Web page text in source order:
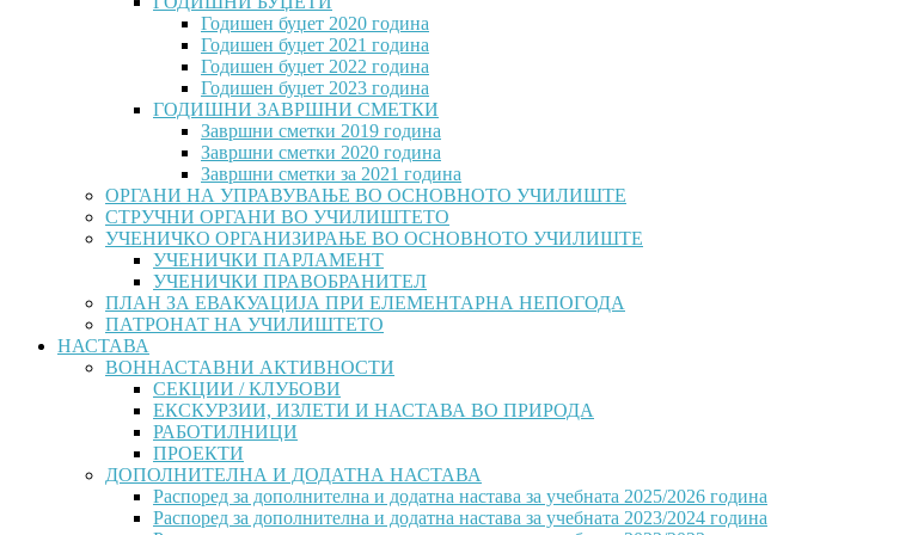
Годишен буџет 2020 година
Годишен буџет 2021 година
Годишен буџет 2022 година
Годишен буџет 2023 година
ГОДИШНИ ЗАВРШНИ СМЕТКИ
Завршни сметки 2019 година
Завршни сметки 2020 година
Завршни сметки за 2021 година
ОРГАНИ НА УПРАВУВАЊЕ ВО ОСНОВНОТО УЧИЛИШТЕ
СТРУЧНИ ОРГАНИ ВО УЧИЛИШТЕТО
УЧЕНИЧКО ОРГАНИЗИРАЊЕ ВО ОСНОВНОТО УЧИЛИШТЕ
УЧЕНИЧКИ ПАРЛАМЕНТ
УЧЕНИЧКИ ПРАВОБРАНИТЕЛ
ПЛАН ЗА ЕВАКУАЦИЈА ПРИ ЕЛЕМЕНТАРНА НЕПОГОДА
ПАТРОНАТ НА УЧИЛИШТЕТО
НАСТАВА
ВОННАСТАВНИ АКТИВНОСТИ
СЕКЦИИ / КЛУБОВИ
ЕКСКУРЗИИ, ИЗЛЕТИ И НАСТАВА ВО ПРИРОДА
РАБОТИЛНИЦИ
ПРОЕКТИ
ДОПОЛНИТЕЛНА И ДОДАТНА НАСТАВА
Распоред за дополнителна и додатна настава за учебната 2025/2026 година
Распоред за дополнителна и додатна настава за учебната 2023/2024 година